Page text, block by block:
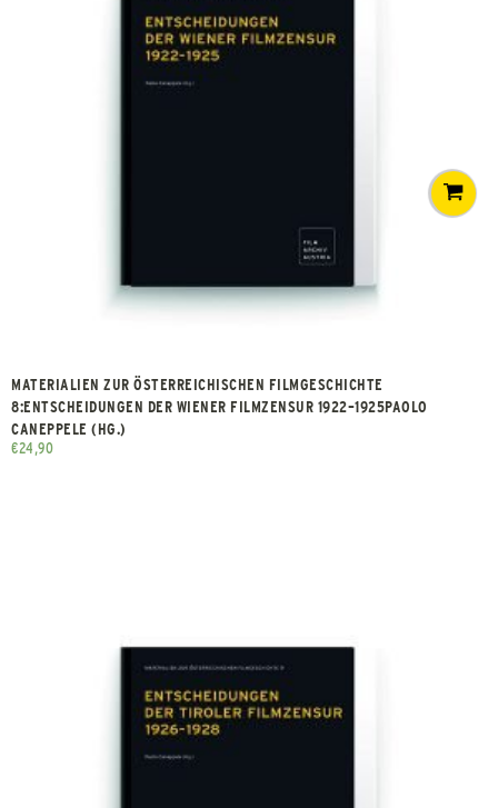
MATERIALIEN ZUR ÖSTERREICHISCHEN FILMGESCHICHTE
8:ENTSCHEIDUNGEN DER WIENER FILMZENSUR 1922–1925PAOLO
CANEPPELE (HG.)
€24,90